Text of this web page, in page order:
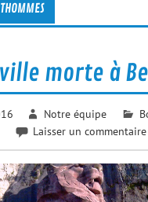
morte à
Notre équipe
Laisser un commentaire